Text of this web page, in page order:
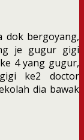
dok bergoyang,
je gugur gigi
4 yang gugur,
ke2 doctor
dia bawak